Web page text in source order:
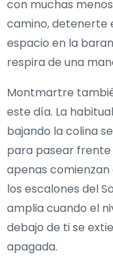
con muchas
camino, detenerte
espacio en la
respira de una
Montmartre
este día. La
bajando la colina
para pasear frente
apenas comienzan
los escalones del
amplia cuando el
debajo de ti se
apagada.